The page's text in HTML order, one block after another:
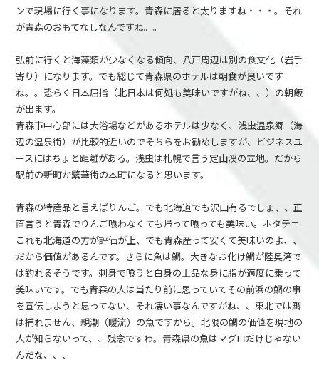
ンで現場に行く事になります。青森に居ると太りますね・・・。それ
が青森のおもてなしなんですね。。
弘前に行くと海藻類が少なくなる傾向、八戸周辺は別の食文化（岩手
寄り）になります。でも総じて青森県のホテルは朝食が良いです
ね。。恐らく日本屈指（北日本は何処も美味いですがね、、）の朝飯
が出ます。
青森市中心部には大浴場などがあるホテルは少なく、浅虫温泉郷（海
辺の温泉街）が比較的近いのでそちらをお勧めしますが、ビジネスユ
ースにはちょと距離がある。浅虫は札幌で言う定山渓の立地。だから
駅前の新町か繁華街の本町になると思います。
青森の特産品と言えばりんご。でも北海道でも沢山有るでしょ、、正
直言うと青森でりんご喰わなくても帰って喰っても美味い。ホタテ＝
これも北海道の方が評価が上、でも青森産って安くて美味いのよ、、
だから価値があるんです。さらに魚は鯛。大きなお化け鯛が陸奥湾で
は釣れるそうです。刺身で喰うと白身の上品な身に脂が適度に乗って
美味いです。でも青森の人は当たり前に思っていてその前浜の鯛の事
を宣伝しようと思ってない、それ凄い事なんですがね、、東北では鯛
は捕れません、親潮（暖流）の魚ですから。北限の鯛の価値を現地の
人が知らないって、、残念ですわ。青森県の魚はマグロだけじゃない
んだな、、、